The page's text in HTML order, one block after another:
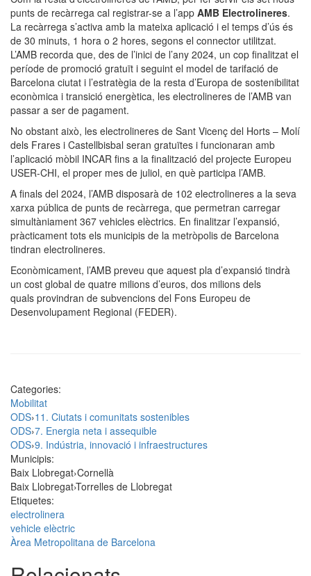
punts de recàrrega cal registrar-se a l’app AMB Electrolineres.
La recàrrega s’activa amb la mateixa aplicació i el temps d’ús és
de 30 minuts, 1 hora o 2 hores, segons el connector utilitzat.
L’AMB recorda que, des de l’inici de l’any 2024, un cop finalitzat el
període de promoció gratuït i seguint el model de tarifació de
Barcelona ciutat i l’estratègia de la resta d’Europa de sostenibilitat
econòmica i transició energètica, les electrolineres de l’AMB van
passar a ser de pagament.
No obstant això, les electrolineres de Sant Vicenç del Horts – Molí
dels Frares i Castellbisbal seran gratuïtes i funcionaran amb
l’aplicació mòbil INCAR fins a la finalització del projecte Europeu
USER-CHI, el proper mes de juliol, en què participa l’AMB.
A finals del 2024, l’AMB disposarà de 102 electrolineres a la seva
xarxa pública de punts de recàrrega, que permetran carregar
simultàniament 367 vehicles elèctrics. En finalitzar l’expansió,
pràcticament tots els municipis de la metròpolis de Barcelona
tindran electrolineres.
Econòmicament, l’AMB preveu que aquest pla d’expansió tindrà
un cost global de quatre milions d’euros, dos milions dels
quals provindran de subvencions del Fons Europeu de
Desenvolupament Regional (FEDER).
Categories:
Mobilitat
ODS›11. Ciutats i comunitats sostenibles
ODS›7. Energia neta i assequible
ODS›9. Indústria, innovació i infraestructures
Municipis:
Baix Llobregat›Cornellà
Baix Llobregat›Torrelles de Llobregat
Etiquetes:
electrolinera
vehicle elèctric
Àrea Metropolitana de Barcelona